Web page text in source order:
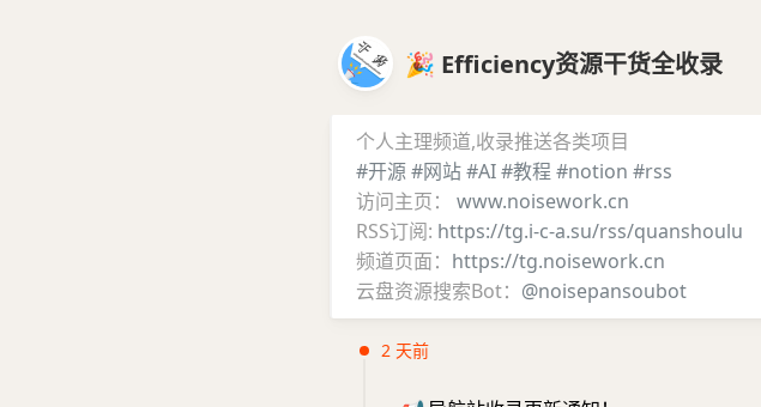
🎉 Efficiency资源干货全收录
个人主理频道,收录推送各类项目
#开源#网站#AI#教程 #notion #rss
访问主页： www.noisework.cn
RSS订阅: https://tg.i-c-a.su/rss/quanshoulu
频道页面： https://tg.noisework.cn
云盘资源搜索Bot： @noisepansoubot
2 天前